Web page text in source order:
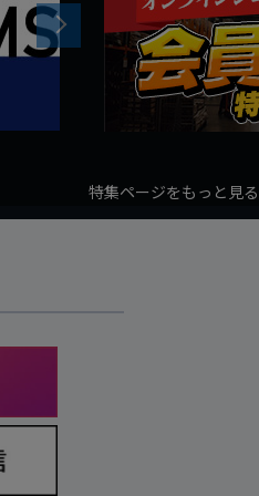
Next
特集ページをもっと見る